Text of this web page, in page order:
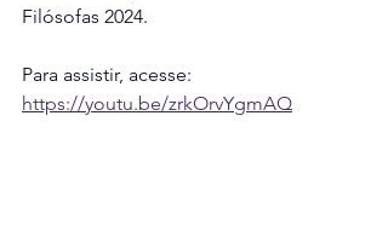
Filósofas 2024.
Para assistir, acesse:
https://youtu.be/zrkOrvYgmAQ